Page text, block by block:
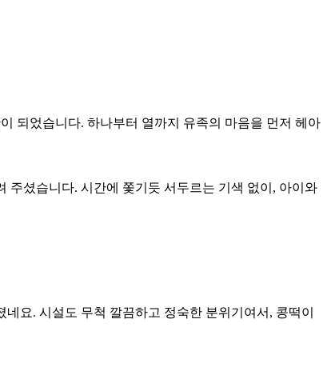
되었습니다. 하나부터 열까지 유족의 마음을 먼저 헤아
주셨습니다. 시간에 쫓기듯 서두르는 기색 없이, 아이와
요. 시설도 무척 깔끔하고 정숙한 분위기여서, 콩떡이